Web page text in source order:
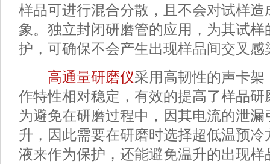
样品可进行混合分散，且不会对试样造
象。独立封闭研磨管的应用，为其试
护，可确保不会产生出现样品间交叉感
高通量研磨仪采用高韧性的声卡
作特性相对稳定，有效的提高了样品研
为避免在研磨过程中，因其电流的泄
升，因此需要在研磨时选择超低温预
液来作为保护，还能避免温升的出现样